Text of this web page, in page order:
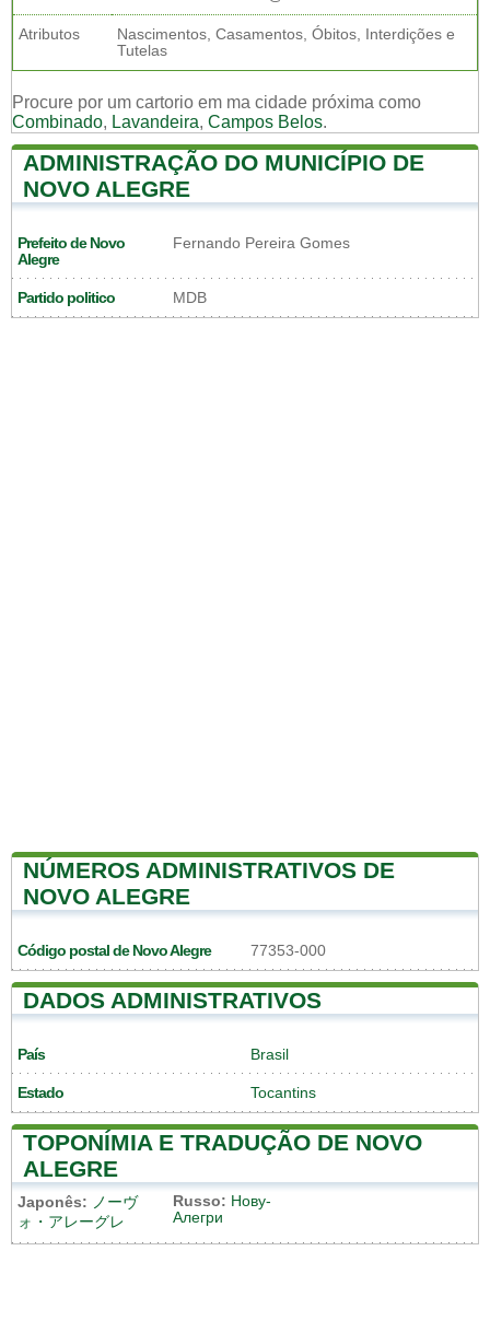
Atributos
Nascimentos, Casamentos, Óbitos, Interdições e
Tutelas
Procure por um cartorio em ma cidade próxima como
Combinado, Lavandeira, Campos Belos.
ADMINISTRAÇÃO DO MUNICÍPIO DE
NOVO ALEGRE
Prefeito de Novo
Alegre
Fernando Pereira Gomes
Partido politico MDB
NÚMEROS ADMINISTRATIVOS DE
NOVO ALEGRE
Código postal de Novo Alegre 77353-000
DADOS ADMINISTRATIVOS
País Brasil
Estado Tocantins
TOPONÍMIA E TRADUÇÃO DE NOVO
ALEGRE
Japonês: ノーヴ
ォ・アレーグレ
Russo: Нову-
Алегри